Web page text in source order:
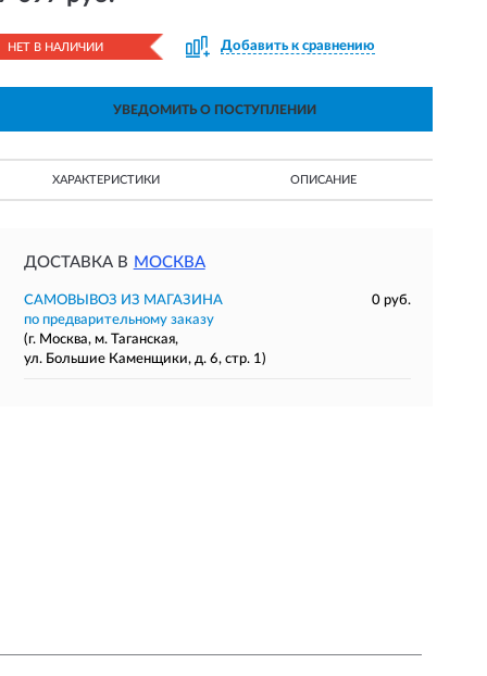
НЕТ В НАЛИЧИИ Добавить к сравнению
УВЕДОМИТЬ О ПОСТУПЛЕНИИ
ХАРАКТЕРИСТИКИ ОПИСАНИЕ
ДОСТАВКА В МОСКВА
САМОВЫВОЗ ИЗ МАГАЗИНА
0 руб.
по предварительному заказу
(г. Москва, м. Таганская,
ул. Большие Каменщики, д. 6, стр. 1)